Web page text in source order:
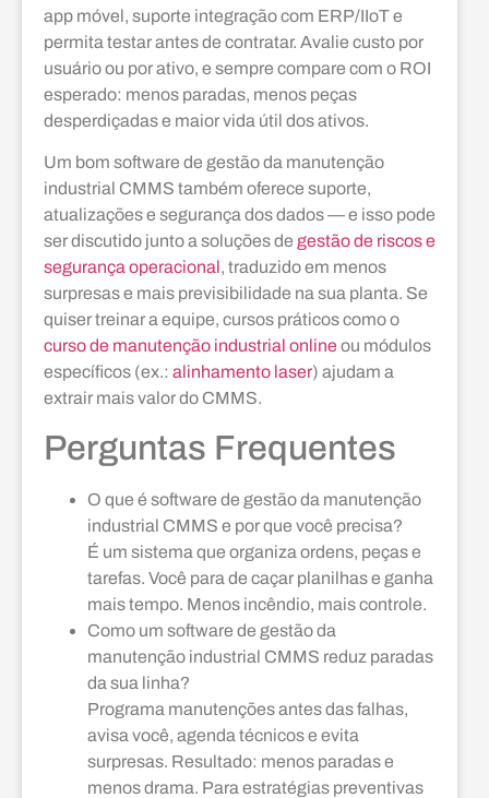
app móvel, suporte integração com ERP/IIoT e
permita testar antes de contratar. Avalie custo por
usuário ou por ativo, e sempre compare com o ROI
esperado: menos paradas, menos peças
desperdiçadas e maior vida útil dos ativos.
Um bom software de gestão da manutenção
industrial CMMS também oferece suporte,
atualizações e segurança dos dados — e isso pode
ser discutido junto a soluções de gestão de riscos e
segurança operacional, traduzido em menos
surpresas e mais previsibilidade na sua planta. Se
quiser treinar a equipe, cursos práticos como o
curso de manutenção industrial onlineou módulos
específicos (ex.: alinhamento laser) ajudam a
extrair mais valor do CMMS.
Perguntas Frequentes
O que é software de gestão da manutenção
industrial CMMS e por que você precisa?
É um sistema que organiza ordens, peças e
tarefas. Você para de caçar planilhas e ganha
mais tempo. Menos incêndio, mais controle.
Como um software de gestão da
manutenção industrial CMMS reduz paradas
da sua linha?
Programa manutenções antes das falhas,
avisa você, agenda técnicos e evita
surpresas. Resultado: menos paradas e
menos drama. Para estratégias preventivas